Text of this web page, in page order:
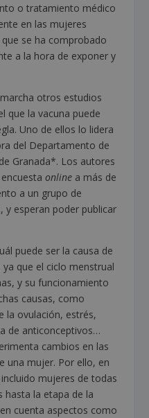
o tratamiento médico
en las mujeres
se ha comprobado
a la hora de exponer y
otros estudios
que la vacuna puede
Uno de ellos lo lidera
del Departamento de
Granada*. Los autores
encuestaonline a más de
a un grupo de
y esperan poder publicar
puede ser la causa de
que el ciclo menstrual
y su funcionamiento
causas, como
la ovulación, estrés,
de anticonceptivos…
cambios en las
una mujer. Por ello, en
mujeres de todas
hasta la etapa de la
cuenta aspectos como